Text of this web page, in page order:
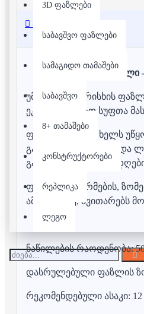
3D ფაზლები
საბავშვო ფაზლები
სამაგიდო თამაშები
საბავშვო
8+ თამაშები
კონსტრუქტორები
რეპლიკა
ლეგო
აღწერა
500 დეტალიანი ფაზლი
უმაღლესი ხარისხის
ეკოლოგიურად სუფთა
ფაზლის აწყობა ხელს
გამომსახველობითი და
განვითარებას,
ფერების, ფორმების,
ამასთანავე, ავითარებს
ნაწილების რაოდენობა:
დასრულებული ფაზლის
რეკომენდებული ასაკი: 12